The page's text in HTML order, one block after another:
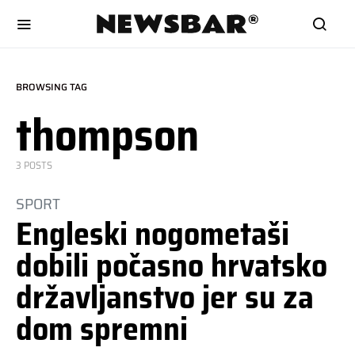
BROWSING TAG
thompson
3 POSTS
SPORT
Engleski nogometaši
dobili počasno hrvatsko
državljanstvo jer su za
dom spremni